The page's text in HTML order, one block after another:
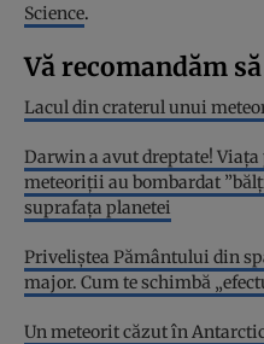
Science.
Vă recomandăm
Lacul din craterul unui
Darwin a avut dreptate! Viaţa
meteoriţii au bombardat
suprafaţa planetei
Priveliștea Pământului din
major. Cum te schimbă
Un meteorit căzut în